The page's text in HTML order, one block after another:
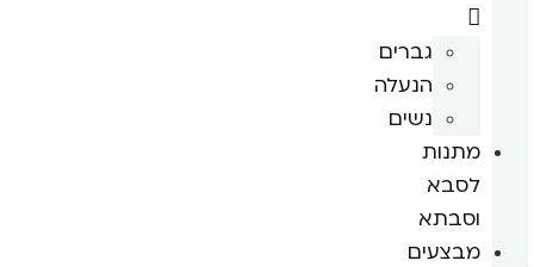
גברים
הנעלה
נשים
מתנות
לסבא
וסבתא
מבצעים